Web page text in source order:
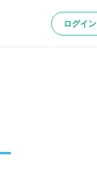
ログイン